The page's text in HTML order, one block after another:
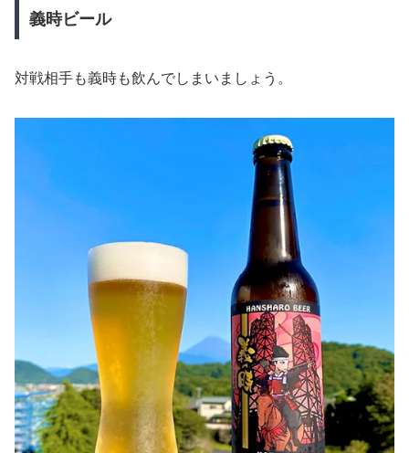
義時ビール
対戦相手も義時も飲んでしまいましょう。